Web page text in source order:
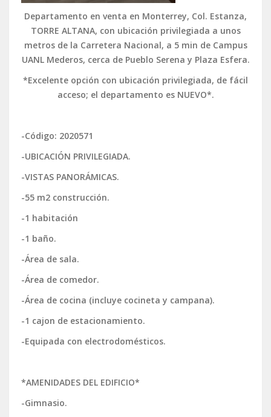
Departamento en venta en Monterrey, Col. Estanza,
TORRE ALTANA, con ubicación privilegiada a unos
metros de la Carretera Nacional, a 5 min de Campus
UANL Mederos, cerca de Pueblo Serena y Plaza Esfera.
*Excelente opción con ubicación privilegiada, de fácil
acceso; el departamento es NUEVO*.
-Código: 2020571
-UBICACIÓN PRIVILEGIADA.
-VISTAS PANORÁMICAS.
-55 m2 construcción.
-1 habitación
-1 baño.
-Área de sala.
-Área de comedor.
-Área de cocina (incluye cocineta y campana).
-1 cajon de estacionamiento.
-Equipada con electrodomésticos.
*AMENIDADES DEL EDIFICIO*
-Gimnasio.